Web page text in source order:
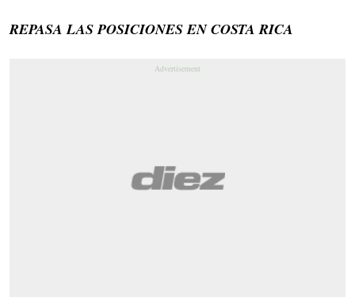
REPASA LAS POSICIONES EN COSTA RICA